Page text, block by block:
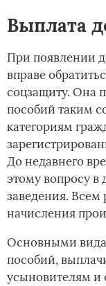
Выплата
При появлении
вправе
соцзащиту. Она
пособий таким
категориям
До недавнего
этому вопросу в
заведения.
начисления
Основными
пособий,
усыновителям и